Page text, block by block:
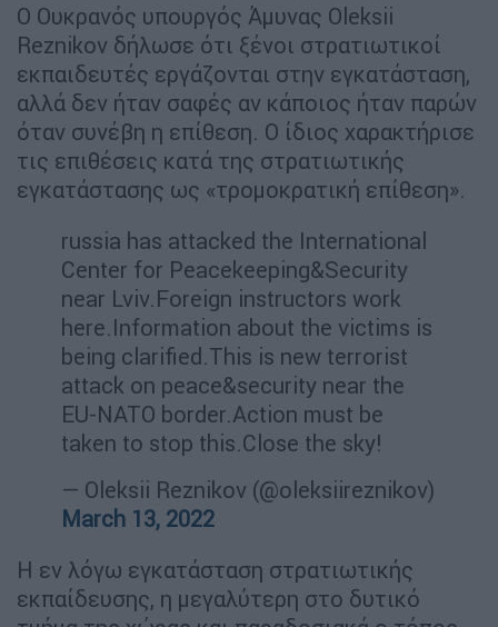
Ο Ουκρανός υπουργός Άμυνας Oleksii
Reznikov δήλωσε ότι ξένοι στρατιωτικοί
εκπαιδευτές εργάζονται στην εγκατάσταση,
αλλά δεν ήταν σαφές αν κάποιος ήταν παρών
όταν συνέβη η επίθεση. Ο ίδιος χαρακτήρισε
τις επιθέσεις κατά της στρατιωτικής
εγκατάστασης ως «τρομοκρατική επίθεση».
russia has attacked the International
Center for Peacekeeping&Security
near Lviv.Foreign instructors work
here.Information about the victims is
being clarified.This is new terrorist
attack on peace&security near the
EU-NATO border.Action must be
taken to stop this.Close the sky!
— Oleksii Reznikov (@oleksiireznikov)
March 13, 2022
Η εν λόγω εγκατάσταση στρατιωτικής
εκπαίδευσης, η μεγαλύτερη στο δυτικό